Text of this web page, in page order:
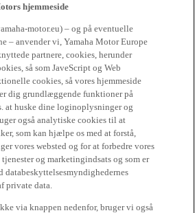
hjemmeside
motor.eu) – og på eventuelle
– anvender vi, Yamaha Motor Europe
partnere, cookies, herunder
så som JaveScript og Web
cookies, så vores hjemmeside
dig grundlæggende funktioner på
at huske dine loginoplysninger og
også analytiske cookies til at
som kan hjælpe os med at forstå,
vores websted og for at forbedre vores
og marketingindsats og som er
databeskyttelsesmyndighedernes
private data.
via knappen nedenfor, bruger vi også